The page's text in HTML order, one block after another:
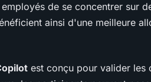
de se concentrer sur
ainsi d'une meilleure
est conçu pour valider les